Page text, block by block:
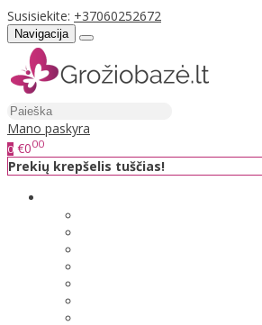
Susisiekite: +37060252672
Navigacija
Mano paskyra
0 €000
Prekių krepšelis tuščias!